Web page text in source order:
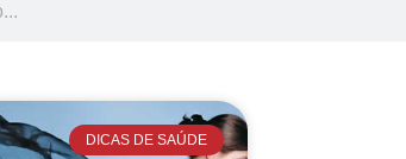
DICAS DE SAÚDE